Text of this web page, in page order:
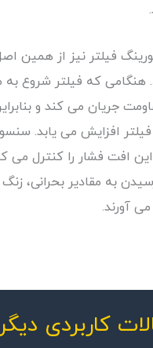
فیلتر نیز از همین
که فیلتر شروع به
جریان می کند و
افزایش می یابد.
افت فشار را کنترل می
به مقادیر بحرانی، زنگ
آورند.
کاربردی دیگر